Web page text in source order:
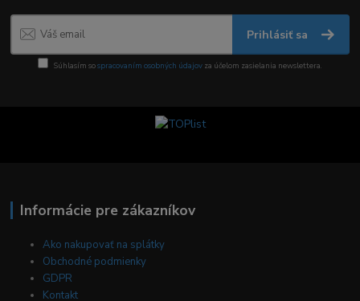
Prihlásiť sa
Súhlasím sospracovaním osobných údajov za účelom zasielania newslettera.
Informácie pre zákazníkov
Ako nakupovať na splátky
Obchodné podmienky
GDPR
Kontakt